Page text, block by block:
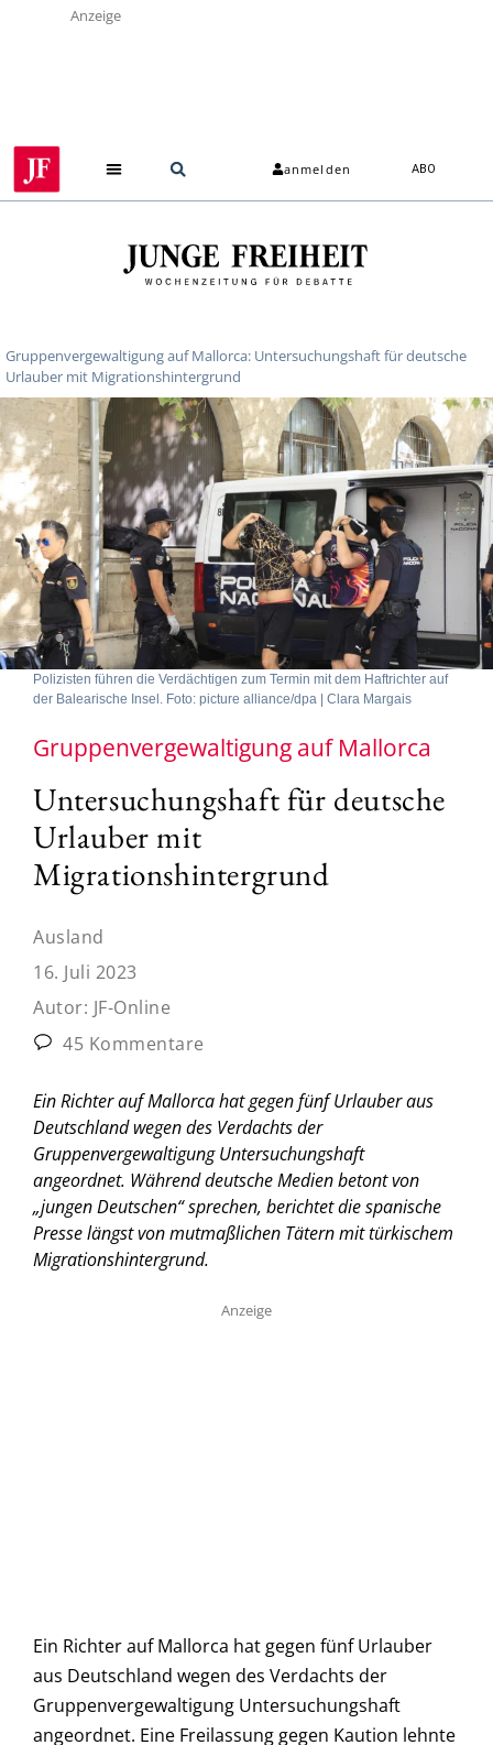
Anzeige
anmelden ABO
Gruppenvergewaltigung auf Mallorca: Untersuchungshaft für deutsche
Urlauber mit Migrationshintergrund
Polizisten führen die Verdächtigen zum Termin mit dem Haftrichter auf
der Balearische Insel. Foto: picture alliance/dpa | Clara Margais
Gruppenvergewaltigung auf Mallorca
Untersuchungshaft für deutsche
Urlauber mit
Migrationshintergrund
Ausland
16. Juli 2023
Autor: JF-Online
45 Kommentare
Ein Richter auf Mallorca hat gegen fünf Urlauber aus
Deutschland wegen des Verdachts der
Gruppenvergewaltigung Untersuchungshaft
angeordnet. Während deutsche Medien betont von
„jungen Deutschen“ sprechen, berichtet die spanische
Presse längst von mutmaßlichen Tätern mit türkischem
Migrationshintergrund.
Anzeige
Ein Richter auf Mallorca hat gegen fünf Urlauber
aus Deutschland wegen des Verdachts der
Gruppenvergewaltigung Untersuchungshaft
angeordnet. Eine Freilassung gegen Kaution lehnte